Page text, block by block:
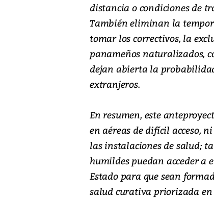
distancia o condiciones de
También eliminan la
tomar los correctivos, la
panameños naturalizados,
dejan abierta la
extranjeros.
En resumen, este
en aéreas de difícil acceso,
las instalaciones de salud;
humildes puedan acceder a
Estado para que sean
salud curativa priorizada en